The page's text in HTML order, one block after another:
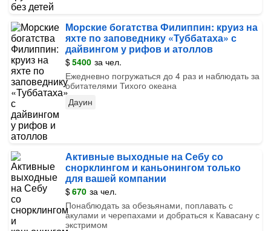
Морские богатства Филиппин: круиз на
яхте по заповеднику «Туббатаха» с
дайвингом у рифов и атоллов
$5400 за чел.
Ежедневно погружаться до 4 раз и наблюдать за
обитателями Тихого океана
Дауин
Активные выходные на Себу со
снорклингом и каньонингом только
для вашей компании
$670 за чел.
Понаблюдать за обезьянами, поплавать с
акулами и черепахами и добраться к Кавасану с
экстримом